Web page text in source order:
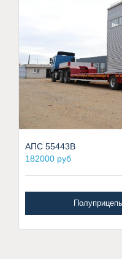
АПС 55443В
182000 руб